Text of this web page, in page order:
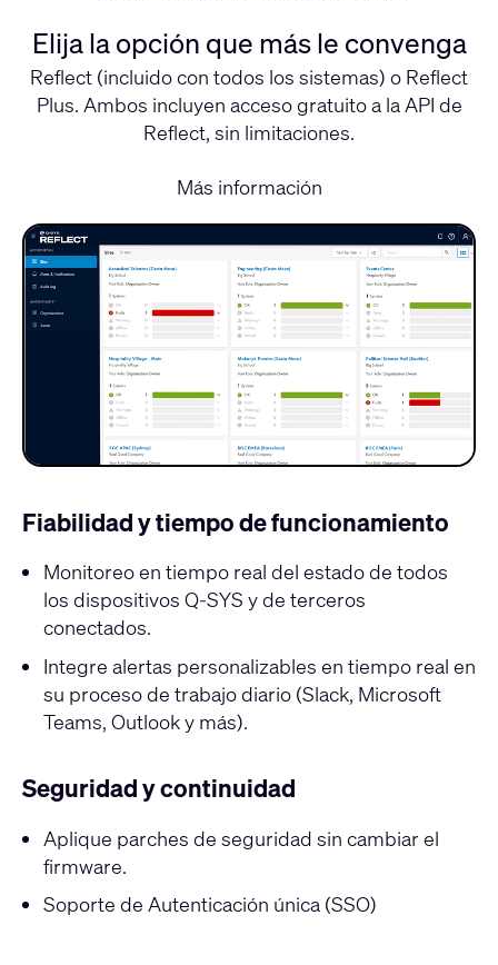
Elija la opción que más le convenga
Reflect (incluido con todos los sistemas) o Reflect
Plus. Ambos incluyen acceso gratuito a la API de
Reflect, sin limitaciones.
Más información
Fiabilidad y tiempo de funcionamiento
Monitoreo en tiempo real del estado de todos
los dispositivos Q-SYS y de terceros
conectados.
Integre alertas personalizables en tiempo real en
su proceso de trabajo diario (Slack, Microsoft
Teams, Outlook y más).
Seguridad y continuidad
Aplique parches de seguridad sin cambiar el
firmware.
Soporte de Autenticación única (SSO)